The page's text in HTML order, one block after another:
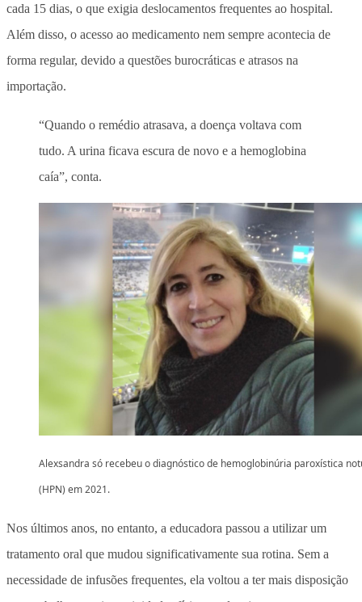
cada 15 dias, o que exigia deslocamentos frequentes ao hospital.
Além disso, o acesso ao medicamento nem sempre acontecia de
forma regular, devido a questões burocráticas e atrasos na
importação.
“Quando o remédio atrasava, a doença voltava com
tudo. A urina ficava escura de novo e a hemoglobina
caía”, conta.
Alexsandra só recebeu o diagnóstico de hemoglobinúria paroxística
(HPN) em 2021.
Nos últimos anos, no entanto, a educadora passou a utilizar um
tratamento oral que mudou significativamente sua rotina. Sem a
necessidade de infusões frequentes, ela voltou a ter mais disposição